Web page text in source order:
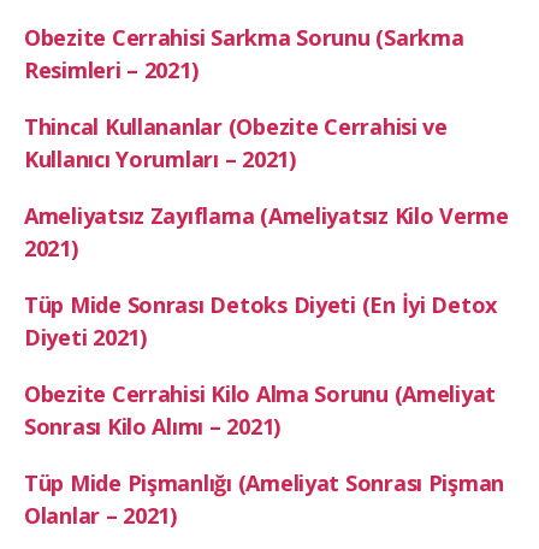
Obezite Cerrahisi Sarkma Sorunu (Sarkma
Resimleri – 2021)
Thincal Kullananlar (Obezite Cerrahisi ve
Kullanıcı Yorumları – 2021)
Ameliyatsız Zayıflama (Ameliyatsız Kilo Verme
2021)
Tüp Mide Sonrası Detoks Diyeti (En İyi Detox
Diyeti 2021)
Obezite Cerrahisi Kilo Alma Sorunu (Ameliyat
Sonrası Kilo Alımı – 2021)
Tüp Mide Pişmanlığı (Ameliyat Sonrası Pişman
Olanlar – 2021)